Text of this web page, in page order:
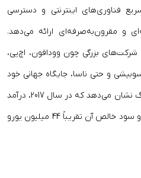
فناوری‌های اینترنتی و دسترسی
و مقرون‌به‌صرفه‌ای ارائه می‌دهد.
بزرگی چون وودافون، اچ‌پی،
و حتی ناسا، جایگاه جهانی خود
را مستحکم کند. گزارش‌های بلومبرگ نشان می‌دهد که در سال 2017، درآمد
میکروتیک حدود 252 میلیون یورو و سود خالص آن تقریباً 44 میلیون یورو